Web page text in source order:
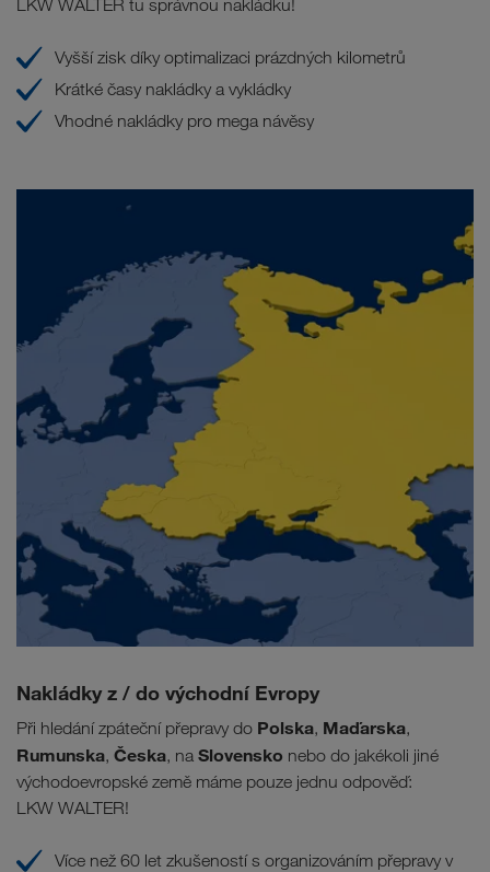
LKW WALTER tu správnou nakládku!
Vyšší zisk díky optimalizaci prázdných kilometrů
Krátké časy nakládky a vykládky
Vhodné nakládky pro mega návěsy
Nakládky z / do východní Evropy
Při hledání zpáteční přepravy do Polska, Maďarska,
Rumunska, Česka, na Slovensko nebo do jakékoli jiné
východoevropské země máme pouze jednu odpověď:
LKW WALTER!
Více než 60 let zkušeností s organizováním přepravy v